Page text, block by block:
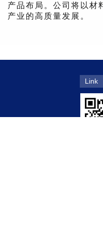
产品布局。公司将以材
产业的高质量发展。
Link